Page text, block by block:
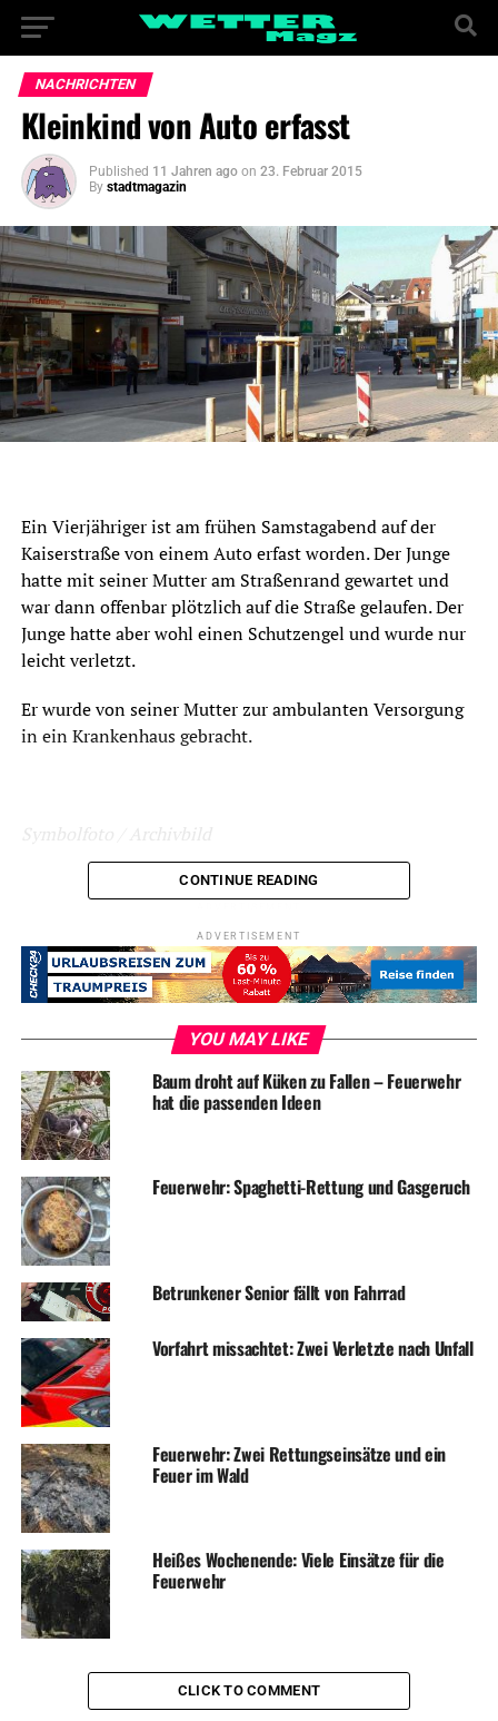
NACHRICHTEN
Kleinkind von Auto erfasst
Published 11 Jahren ago on 23. Februar 2015
By stadtmagazin
Ein Vierjähriger ist am frühen Samstagabend auf der
Kaiserstraße von einem Auto erfast worden. Der Junge
hatte mit seiner Mutter am Straßenrand gewartet und
war dann offenbar plötzlich auf die Straße gelaufen. Der
Junge hatte aber wohl einen Schutzengel und wurde nur
leicht verletzt.
Er wurde von seiner Mutter zur ambulanten Versorgung
in ein Krankenhaus gebracht.
Symbolfoto / Archivbild
RELATED TOPICS: BLAULICHT NEWS
Park der Ruhe: Kunstwerk soll Andenken an Verstorbene
bewahren
DON'T MISS
Mehrere Einsätze für die Feuerwehr – Rauchmelder rettet
Hausbewohner
CONTINUE READING
ADVERTISEMENT
YOU MAY LIKE
Baum droht auf Küken zu Fallen – Feuerwehr
hat die passenden Ideen
Feuerwehr: Spaghetti-Rettung und Gasgeruch
Betrunkener Senior fällt von Fahrrad
Vorfahrt missachtet: Zwei Verletzte nach Unfall
Feuerwehr: Zwei Rettungseinsätze und ein
Feuer im Wald
Heißes Wochenende: Viele Einsätze für die
Feuerwehr
CLICK TO COMMENT